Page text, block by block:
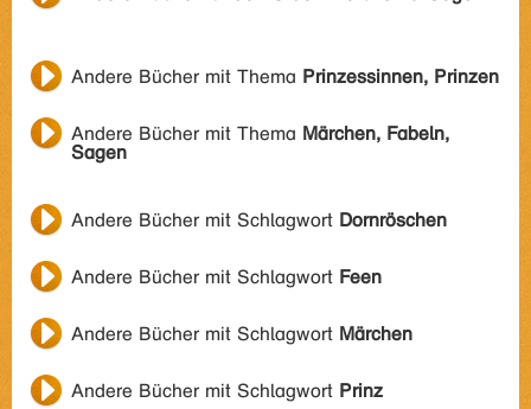
Andere Bücher mit Thema Prinzessinnen, Prinzen
Andere Bücher mit Thema Märchen, Fabeln,
Sagen
Andere Bücher mit Schlagwort Dornröschen
Andere Bücher mit Schlagwort Feen
Andere Bücher mit Schlagwort Märchen
Andere Bücher mit Schlagwort Prinz